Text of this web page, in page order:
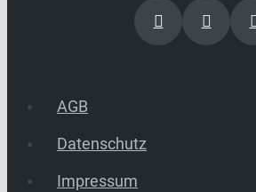
AGB
Datenschutz
Impressum